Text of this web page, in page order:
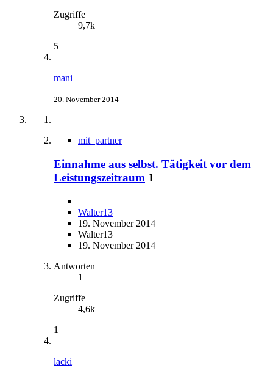
Zugriffe
9,7k
5
mani
20. November 2014
mit_partner
Einnahme aus selbst. Tätigkeit vor dem
Leistungszeitraum 1
Walter13
19. November 2014
Walter13
19. November 2014
Antworten
1
Zugriffe
4,6k
1
lacki